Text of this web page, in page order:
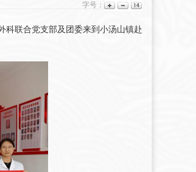
字号：
联合党支部及团委来到小汤山镇赴